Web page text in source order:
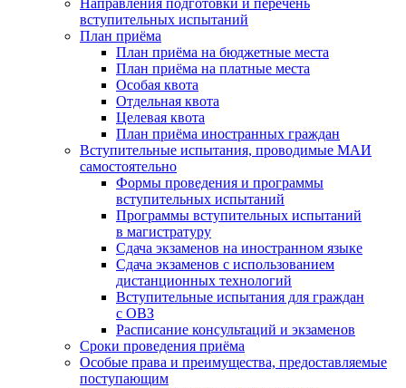
Направления подготовки и перечень
вступительных испытаний
План приёма
План приёма на бюджетные места
План приёма на платные места
Особая квота
Отдельная квота
Целевая квота
План приёма иностранных граждан
Вступительные испытания, проводимые МАИ
самостоятельно
Формы проведения и программы
вступительных испытаний
Программы вступительных испытаний
в магистратуру
Сдача экзаменов на иностранном языке
Сдача экзаменов с использованием
дистанционных технологий
Вступительные испытания для граждан
с ОВЗ
Расписание консультаций и экзаменов
Сроки проведения приёма
Особые права и преимущества, предоставляемые
поступающим